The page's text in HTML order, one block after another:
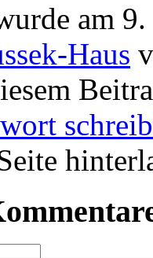
am
Haus